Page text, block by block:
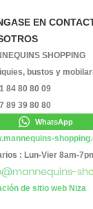
EN
SHOPPING
bustos y
84 80 80 09
89 39 80 80
WhatsApp
: Lun-Vier 8am-
de sitio web Niza